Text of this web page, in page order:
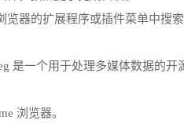
览器的扩展程序或插件菜单中搜索
是一个用于处理多媒体数据的
浏览器。